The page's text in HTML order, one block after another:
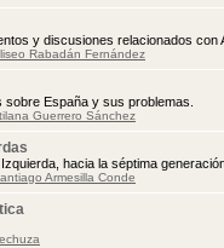
y discusiones relacionados con
Rabadán Fernández
sobre España y sus problemas.
Guerrero Sánchez
hacia la séptima
Armesilla Conde